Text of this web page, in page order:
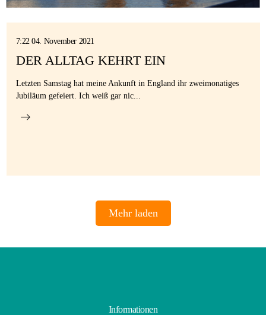
7:22 04. November 2021
DER ALLTAG KEHRT EIN
Letzten Samstag hat meine Ankunft in England ihr zweimonatiges
Jubiläum gefeiert. Ich weiß gar nic...
Mehr laden
Informationen